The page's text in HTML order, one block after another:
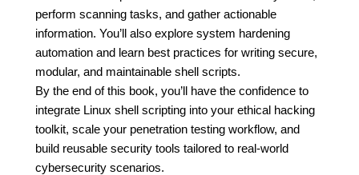
perform scanning tasks, and gather actionable
information. You’ll also explore system hardening
automation and learn best practices for writing secure,
modular, and maintainable shell scripts.
By the end of this book, you’ll have the confidence to
integrate Linux shell scripting into your ethical hacking
toolkit, scale your penetration testing workflow, and
build reusable security tools tailored to real-world
cybersecurity scenarios.